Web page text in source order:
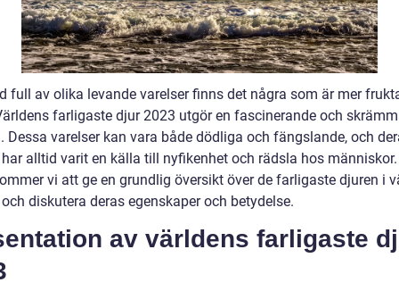
full av olika levande varelser finns det några som är mer
farligaste djur 2023 utgör en fascinerande och
Dessa varelser kan vara både dödliga och fängslande, och
alltid varit en källa till nyfikenhet och rädsla hos
vi att ge en grundlig översikt över de farligaste djuren i
diskutera deras egenskaper och betydelse.
av världens farligaste